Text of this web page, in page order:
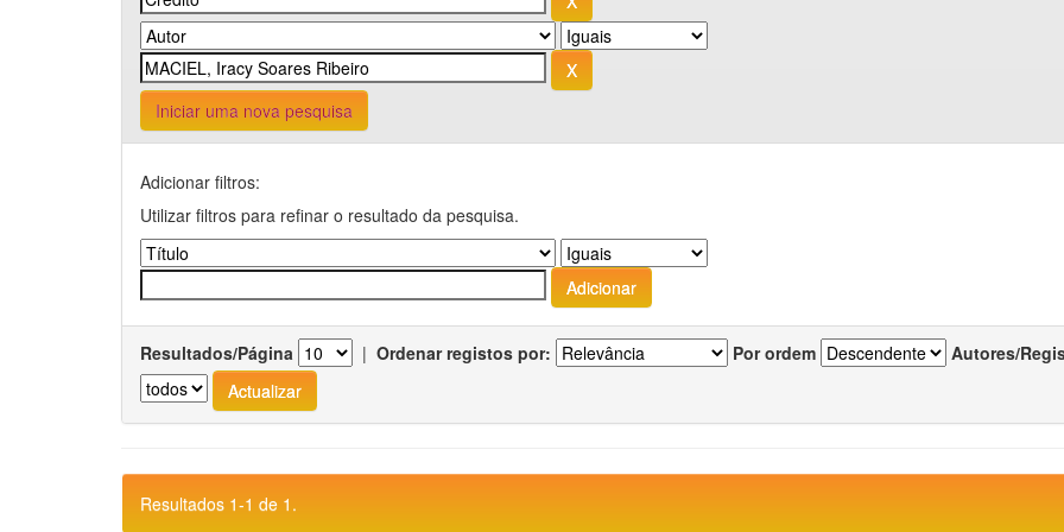
Iniciar uma nova pesquisa
Adicionar filtros:
Utilizar filtros para refinar o resultado da pesquisa.
Resultados/Página | Ordenar registos por: Por ordem Autores/
Resultados 1-1 de 1.